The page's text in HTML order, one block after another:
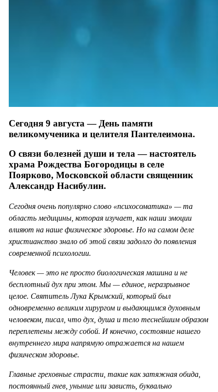
Сегодня 9 августа — День памяти
великомученика и целителя Пантелеимона.
О связи болезней души и тела — настоятель
храма Рождества Богородицы в селе
Поярково, Московской области священник
Александр Насибулин.
Сегодня очень популярно слово «психосоматика» — та
область медицины, которая изучает, как наши эмоции
влияют на наше физическое здоровье. Но на самом деле
христианство знало об этой связи задолго до появления
современной психологии.
Человек — это не просто биологическая машина и не
бесплотный дух при этом. Мы — единое, неразрывное
целое. Святитель Лука Крымский, который был
одновременно великим хирургом и выдающимся духовным
человеком, писал, что дух, душа и тело теснейшим образом
переплетены между собой. И конечно, состояние нашего
внутреннего мира напрямую отражается на нашем
физическом здоровье.
Главные греховные страсти, такие как затяжная обида,
постоянный гнев, уныние или зависть, буквально